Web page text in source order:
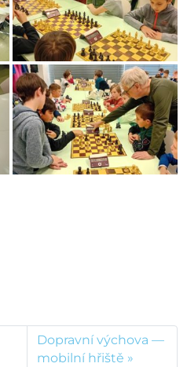
Dopravní výchova —
mobilní hřiště